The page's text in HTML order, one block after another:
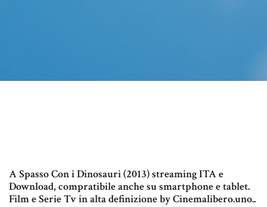
A Spasso Con i Dinosauri (2013) streaming ITA e
Download, compratibile anche su smartphone e tablet.
Film e Serie Tv in alta definizione by Cinemalibero.uno..